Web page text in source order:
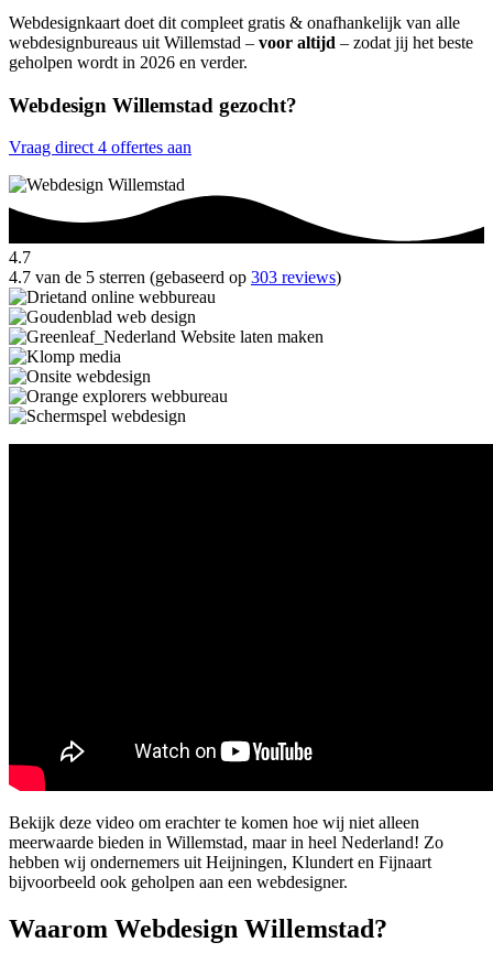
Webdesignkaart doet dit compleet gratis & onafhankelijk van alle
webdesignbureaus uit Willemstad – voor altijd – zodat jij het beste
geholpen wordt in 2026 en verder.
Webdesign Willemstad gezocht?
Vraag direct 4 offertes aan
4.7
4.7 van de 5 sterren (gebaseerd op 303 reviews)
Bekijk deze video om erachter te komen hoe wij niet alleen
meerwaarde bieden in Willemstad, maar in heel Nederland! Zo
hebben wij ondernemers uit Heijningen, Klundert en Fijnaart
bijvoorbeeld ook geholpen aan een webdesigner.
Waarom Webdesign Willemstad?